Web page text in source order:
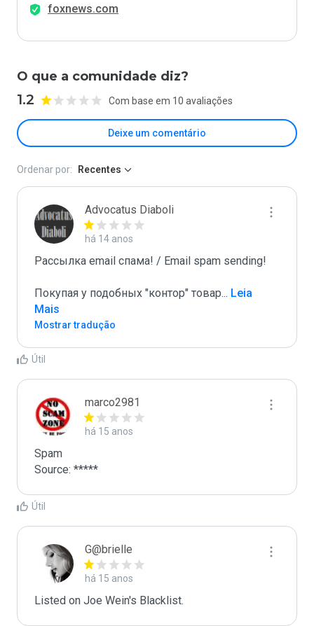
foxnews.com
O que a comunidade diz?
1.2 Com base em 10 avaliações
Deixe um comentário
Ordenar por: Recentes
Advocatus Diaboli
há 14 anos
Рассылка email спама! / Email spam sending!
Покупая у подобных "контор" товар... Leia
Mais
Mostrar tradução
Útil
marco2981
há 15 anos
Spam
Source: *****
Útil
G@brielle
há 15 anos
Listed on Joe Wein's Blacklist.